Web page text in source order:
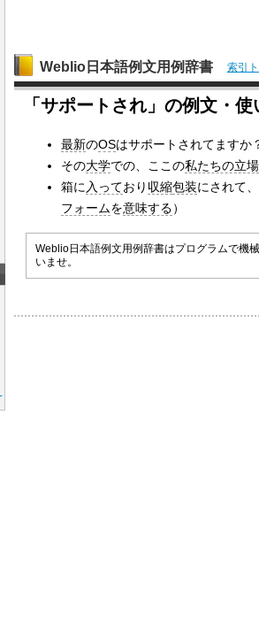
Weblio日本語例文用例辞書 索引
「サポートされ」の例文・
最新のOSはサポートされてますか
その大学での、ここの私たちの立場
箱に 入っており 収縮包装にされて、
フォームを意味する）
Weblio日本語例文用例辞書はプログラムで機
いませ。